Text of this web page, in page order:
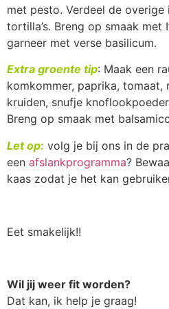
met pesto. Verdeel de
tortilla’s. Breng op smaak met
garneer met verse basilicum.
Extra groente tip: Maak een
komkommer, paprika, tomaat,
kruiden, snufje
Breng op smaak met
Let op: volg je bij ons in de
een afslankprogramma?
kaas zodat je het kan
Eet smakelijk!!
Wil jij weer fit worden?
Dat kan, ik help je graag!